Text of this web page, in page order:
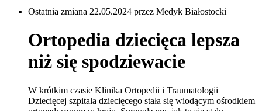
Ostatnia zmiana 22.05.2024 przez Medyk Białostocki
Ortopedia dziecięca lepsza
niż się spodziewacie
W krótkim czasie Klinika Ortopedii i Traumatologii
Dziecięcej szpitala dziecięcego stała się wiodącym ośrodkiem